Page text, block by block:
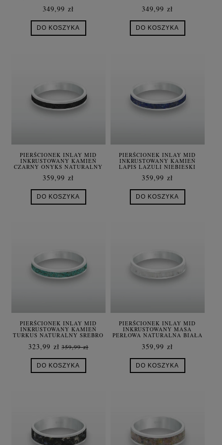
349,99 zł
DO KOSZYKA
349,99 zł
DO KOSZYKA
PIERŚCIONEK INLAY MID
INKRUSTOWANY KAMIEŃ
CZARNY ONYKS NATURALNY
359,99 zł
DO KOSZYKA
PIERŚCIONEK INLAY MID
INKRUSTOWANY KAMIEŃ
LAPIS LAZULI NIEBIESKI
359,99 zł
DO KOSZYKA
PIERŚCIONEK INLAY MID
INKRUSTOWANY KAMIEŃ
TURKUS NATURALNY SREBRO
323,99 zł 359,99 zł
DO KOSZYKA
PIERŚCIONEK INLAY MID
INKRUSTOWANY MASA
PERŁOWA NATURALNA BIAŁA
359,99 zł
DO KOSZYKA